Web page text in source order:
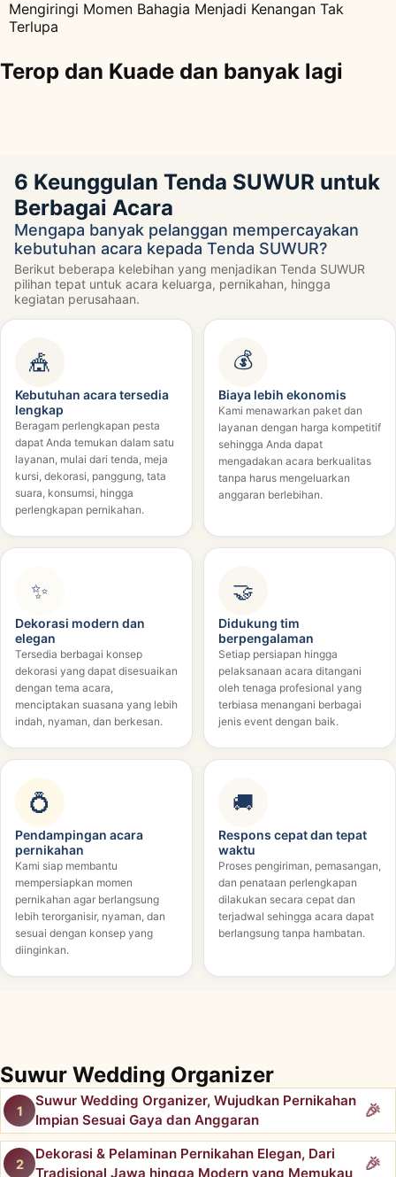
Mengiringi Momen Bahagia Menjadi Kenangan Tak
Terlupa
Terop dan Kuade dan banyak lagi
6 Keunggulan Tenda SUWUR untuk
Berbagai Acara
Mengapa banyak pelanggan mempercayakan
kebutuhan acara kepada Tenda SUWUR?
Berikut beberapa kelebihan yang menjadikan Tenda SUWUR
pilihan tepat untuk acara keluarga, pernikahan, hingga
kegiatan perusahaan.
🎪
Kebutuhan acara tersedia
lengkap
Beragam perlengkapan pesta
dapat Anda temukan dalam satu
layanan, mulai dari tenda, meja
kursi, dekorasi, panggung, tata
suara, konsumsi, hingga
perlengkapan pernikahan.
💰
Biaya lebih ekonomis
Kami menawarkan paket dan
layanan dengan harga kompetitif
sehingga Anda dapat
mengadakan acara berkualitas
tanpa harus mengeluarkan
anggaran berlebihan.
✨
Dekorasi modern dan
elegan
Tersedia berbagai konsep
dekorasi yang dapat disesuaikan
dengan tema acara,
menciptakan suasana yang lebih
indah, nyaman, dan berkesan.
🤝
Didukung tim
berpengalaman
Setiap persiapan hingga
pelaksanaan acara ditangani
oleh tenaga profesional yang
terbiasa menangani berbagai
jenis event dengan baik.
💍
Pendampingan acara
pernikahan
Kami siap membantu
mempersiapkan momen
pernikahan agar berlangsung
lebih terorganisir, nyaman, dan
sesuai dengan konsep yang
diinginkan.
🚚
Respons cepat dan tepat
waktu
Proses pengiriman, pemasangan,
dan penataan perlengkapan
dilakukan secara cepat dan
terjadwal sehingga acara dapat
berlangsung tanpa hambatan.
Suwur Wedding Organizer
Suwur Wedding Organizer, Wujudkan Pernikahan
Impian Sesuai Gaya dan Anggaran
Dekorasi & Pelaminan Pernikahan Elegan, Dari
Tradisional Jawa hingga Modern yang Memukau